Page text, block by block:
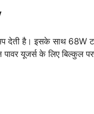
है। इसके साथ 68W टर्बो
यूजर्स के लिए बिल्कुल